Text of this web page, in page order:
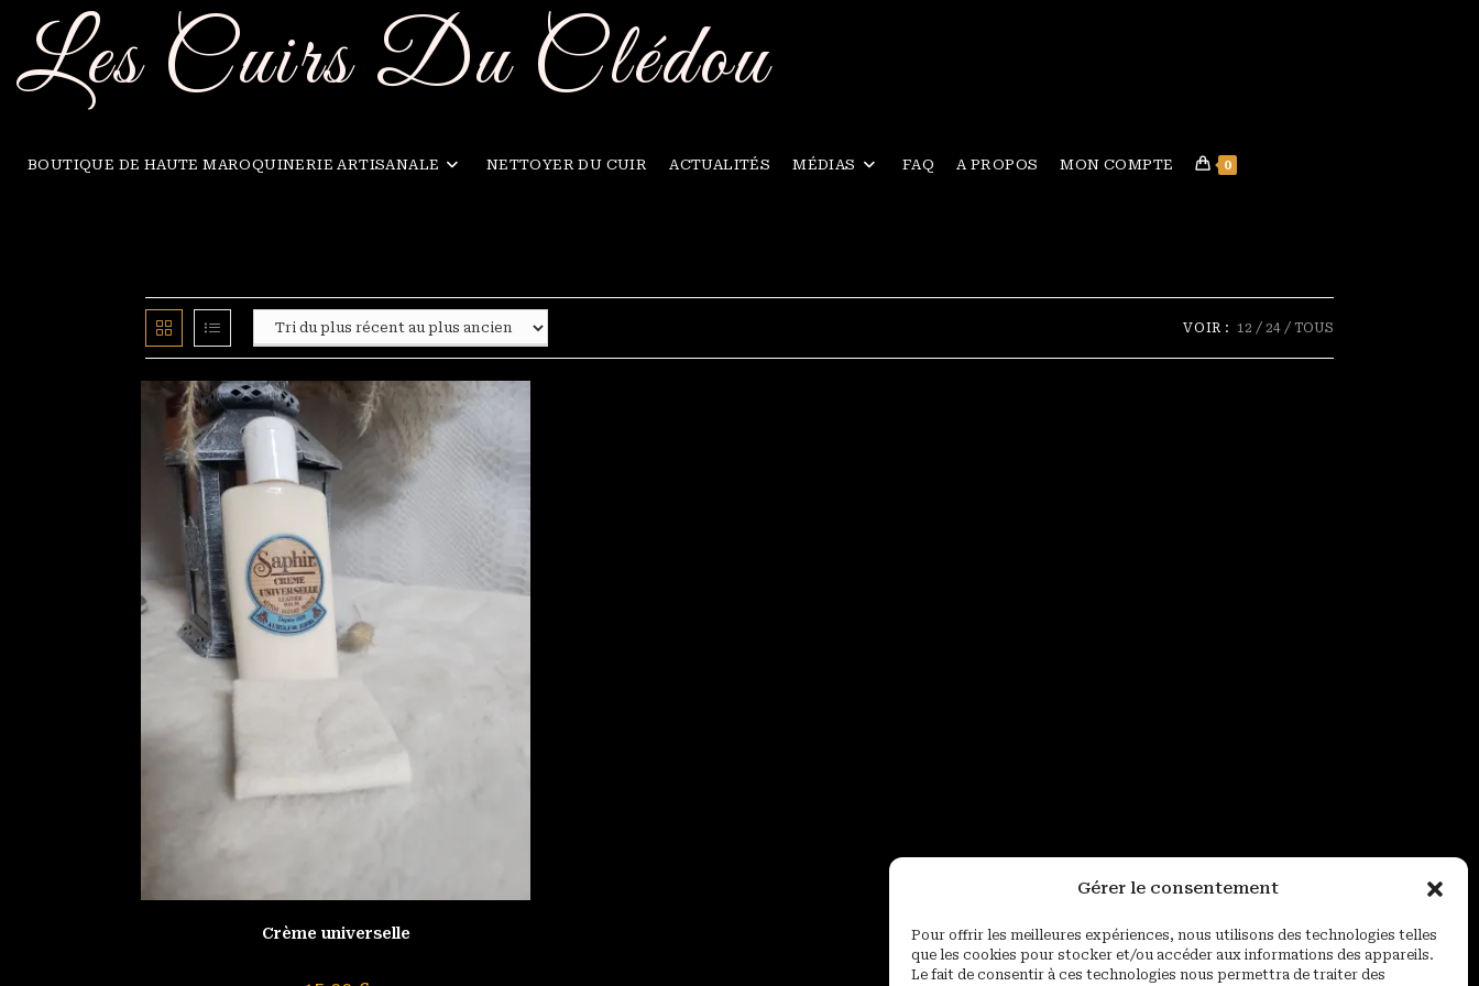
Gérer le consentement
Pour offrir les meilleures expériences, nous utilisons des technologies telles
que les cookies pour stocker et/ou accéder aux informations des appareils.
Le fait de consentir à ces technologies nous permettra de traiter des
content
Les Cuirs Du Clédou
BOUTIQUE DE HAUTE MAROQUINERIE ARTISANALE NETTOYER DU CUIR ACTUALITÉS MÉDIAS FAQ A PROPOS MON COMPTE 0
VOIR : 12 24 TOUS
Crème universelle